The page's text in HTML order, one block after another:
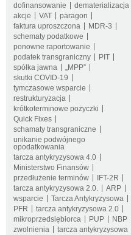
dofinansowanie
dematerializacja
akcje
VAT
paragon
faktura uproszczona
MDR-3
schematy podatkowe
ponowne raportowanie
podatek transgraniczny
PIT
spółka jawna
„MPP”
skutki COVID-19
tymczasowe wsparcie
restrukturyzacja
krótkoterminowe pożyczki
Quick Fixes
schamaty transgraniczne
unikanie podwójnego
opodatkowania
tarcza antykryzysowa 4.0
Ministerstwo Finansów
przedłużenie terminów
IFT-2R
tarcza antykryzysowa 2.0.
ARP
wsparcie
Tarcza Antykryzysowa
PFR
tarcza antykryzysowa 2.0
mikroprzedsiębiorca
PUP
NBP
zwolnienia
tarcza antykryzysowa